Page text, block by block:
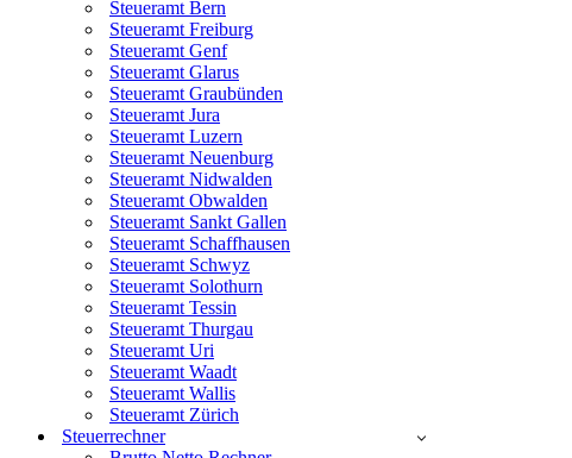
Steueramt Bern
Steueramt Freiburg
Steueramt Genf
Steueramt Glarus
Steueramt Graubünden
Steueramt Jura
Steueramt Luzern
Steueramt Neuenburg
Steueramt Nidwalden
Steueramt Obwalden
Steueramt Sankt Gallen
Steueramt Schaffhausen
Steueramt Schwyz
Steueramt Solothurn
Steueramt Tessin
Steueramt Thurgau
Steueramt Uri
Steueramt Waadt
Steueramt Wallis
Steueramt Zürich
Steuerrechner